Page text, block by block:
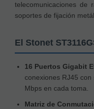
telecomunicaciones de
soportes de fijación
El Stonet
16 Puertos Gigabit
conexiones RJ45
Mbps en cada toma.
Matriz de